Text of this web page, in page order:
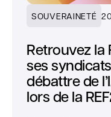
SOUVERAINETÉ
Retrouvez la
ses
débattre de
lors de la